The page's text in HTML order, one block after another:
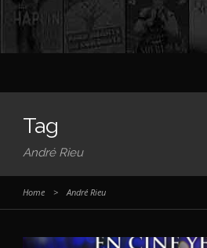
Tag
André Rieu
Home > André Rieu